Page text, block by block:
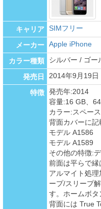
キャリア SIMフリー
メーカー Apple iPhone
カラー種類 シルバー / ゴー
発売日 2014年9月19日
特徴 発売年:2014
容量:16 GB、
カラー:スペー
背面カバーに
モデル A1586
モデル A1589
その他の特徴:
前面は平らで
アルマイト処
ープ/スリープ
す。ホームボタ
背面には True